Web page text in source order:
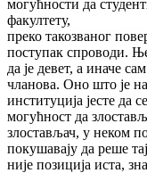
могућности да
факултету,
преко такозваног
поступак спроводи.
да је девет, а иначе
чланова. Оно што је
институција јесте да
могућност да
злостављач, у неком
покушавају да реше
није позиција иста,